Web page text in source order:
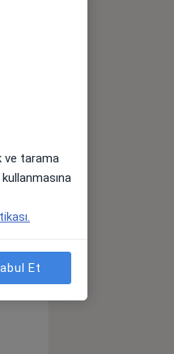
10 Ağustos
ve tarama
Et